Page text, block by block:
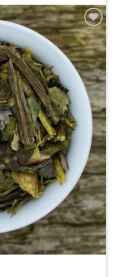
Zur
Wunschliste
hinzufügen